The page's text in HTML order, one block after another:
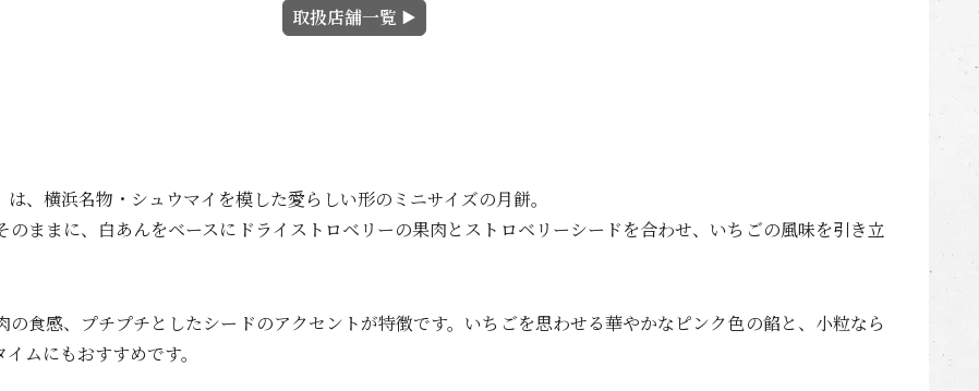
取扱店舗一覧
、横浜名物・シュウマイを模した愛らしい形のミニサイズの月餅。
ままに、白あんをベースにドライストロベリーの果肉とストロベリーシードを合わせ、いちごの風味を引き立
食感、プチプチとしたシードのアクセントが特徴です。いちごを思わせる華やかなピンク色の餡と、小粒なら
ムにもおすすめです。